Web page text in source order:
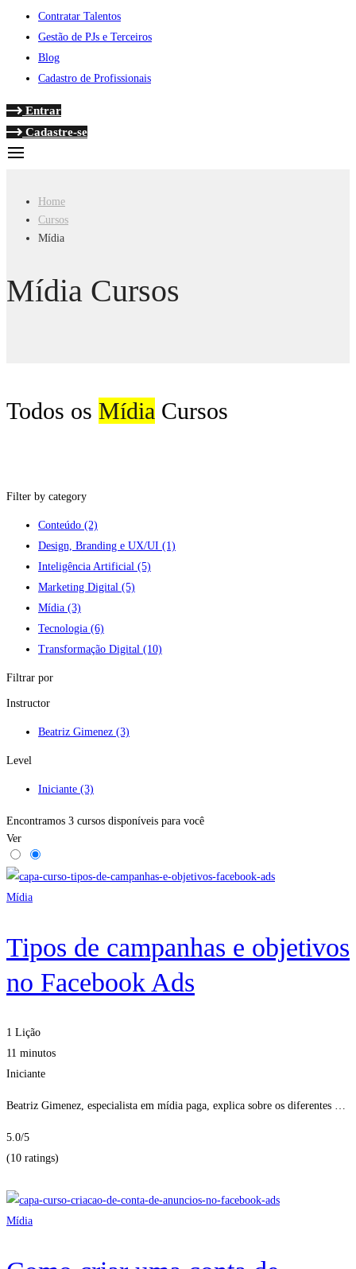
Contratar Talentos
Gestão de PJs e Terceiros
Blog
Cadastro de Profissionais
Entrar
Cadastre-se
Home
Cursos
Mídia
Mídia Cursos
Todos os Mídia Cursos
Filter by category
Conteúdo (2)
Design, Branding e UX/UI (1)
Inteligência Artificial (5)
Marketing Digital (5)
Mídia (3)
Tecnologia (6)
Transformação Digital (10)
Filtrar por
Instructor
Beatriz Gimenez (3)
Level
Iniciante (3)
Encontramos 3 cursos disponíveis para você
Ver
Mídia
Tipos de campanhas e objetivos
no Facebook Ads
1 Lição
11 minutos
Iniciante
Beatriz Gimenez, especialista em mídia paga, explica sobre os diferentes …
5.0/5
(10 ratings)
Mídia